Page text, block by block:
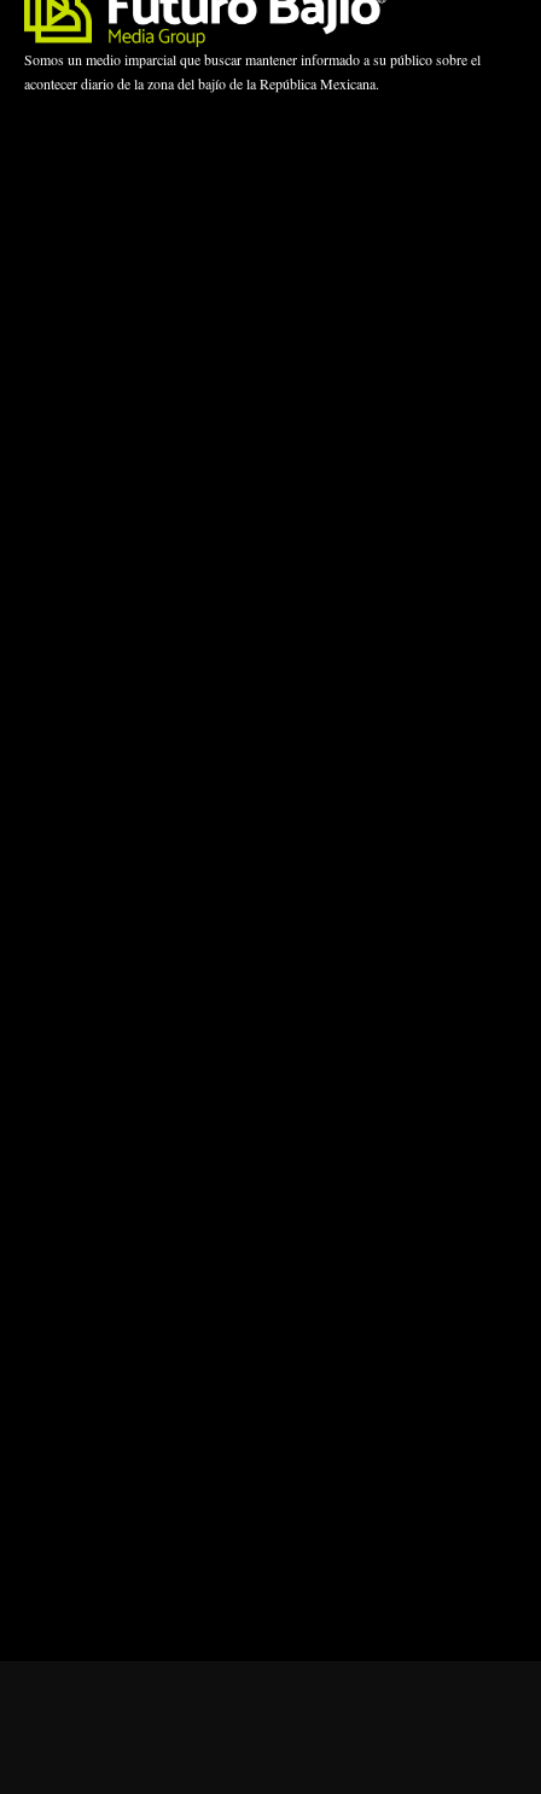
Somos un medio imparcial que buscar mantener informado a su público sobre el
acontecer diario de la zona del bajío de la República Mexicana.